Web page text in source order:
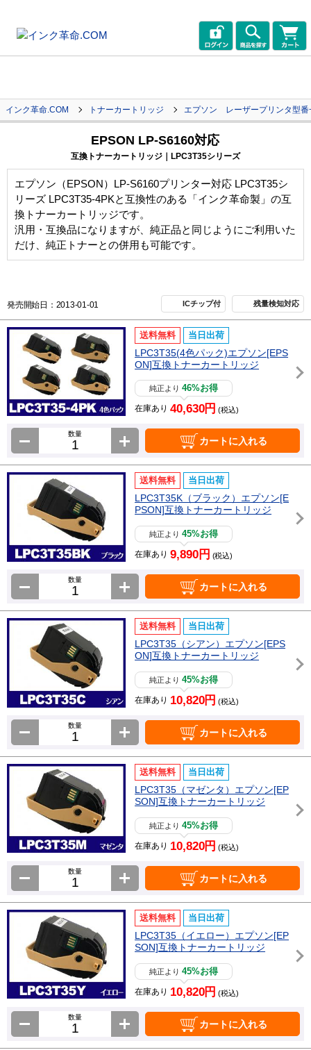
インク革命.COM トナーカートリッジ エプソン レーザープリンタ型番
EPSON LP-S6160対応
互換トナーカートリッジ｜LPC3T35シリーズ
エプソン（EPSON）LP-S6160プリンター対応 LPC3T35シ
リーズ LPC3T35-4PKと互換性のある「インク革命製」の互
換トナーカートリッジです。
汎用・互換品になりますが、純正品と同じようにご利用いた
だけ、純正トナーとの併用も可能です。
発売開始日：2013-01-01 ICチップ付 残量検知対応
送料無料 当日出荷
LPC3T35(4色パック)エプソン[EPS
ON]互換トナーカートリッジ
純正より46%お得
在庫あり 40,630円 (税込)
数量
カートに入れる
送料無料 当日出荷
LPC3T35K（ブラック）エプソン[E
PSON]互換トナーカートリッジ
純正より45%お得
在庫あり 9,890円 (税込)
数量
カートに入れる
送料無料 当日出荷
LPC3T35（シアン）エプソン[EPS
ON]互換トナーカートリッジ
純正より45%お得
在庫あり 10,820円 (税込)
数量
カートに入れる
送料無料 当日出荷
LPC3T35（マゼンタ）エプソン[EP
SON]互換トナーカートリッジ
純正より45%お得
在庫あり 10,820円 (税込)
数量
カートに入れる
送料無料 当日出荷
LPC3T35（イエロー）エプソン[EP
SON]互換トナーカートリッジ
純正より45%お得
在庫あり 10,820円 (税込)
数量
カートに入れる